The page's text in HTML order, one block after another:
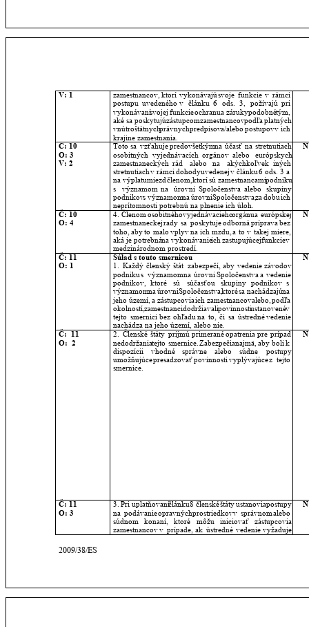
2009/38/ES
V: 1 zamestnancov, ktorí vykonávajú svoje funkcie v rámci
postupu uvedeného v článku 6 ods. 3, požívajú pri
vykonávanísvojej funkcieochranua zárukypodobnétým,
aké sa poskytujúzástupcomzamestnancovpodľa platných
vnútroštátnychprávnychpredpisova/alebo postupovv ich
krajine zamestnania.
Č: 10
O: 3
V: 2
Toto sa vzťahujepredovšetkýmna účasť na stretnutiach
osobitných
vyjednávacích orgánov alebo
európskych
zamestnaneckých rád alebo na akýchkoľvek iných
stretnutiachv rámci dohodyuvedenejv článku6 ods. 3 a
na výplatumiezdčlenom,ktorísú zamestnancamipodniku
s
významom na úrovni Spoločenstva alebo
skupiny
podnikovs významomna úrovniSpoločenstva,za dobuich
neprítomnosti potrebnú na plnenie ich úloh.
N
Č: 10
O: 4
4. Členomosobitnéhovyjednávaciehoorgánua európskej
zamestnaneckej rady sa poskytuje odbornápríprava bez
toho, aby to malo vplyvna ich mzdu, a to v takej miere,
aká je potrebnána vykonávanieich zastupujúcejfunkciev
medzinárodnom prostredí.
N
Č: 11
O: 1
Súlad s touto smernicou
1. Každý členský štát zabezpečí, aby vedenie závodov
podniku s významomna úrovni Spoločenstva a vedenie
podnikov,
ktoré sú súčasťou skupiny podnikov s
významomna úrovniSpoločenstva,ktorésa nachádzajúna
jeho území, a zástupcoviaich zamestnancovalebo, podľa
okolností,zamestnancidodržiavalipovinnostiustanovenév
tejto smernici bez ohľadu na to, či sa ústredné vedenie
nachádza na jeho území, alebo nie.
N
Č:  11
O:  2
2. Členské štáty prijmú primerané opatrenia pre prípad
nedodržaniatejto smernice. Zabezpečianajmä, aby boli k
dispozícii
vhodné správne alebo súdne
postupy
umožňujúcepresadzovaťpovinnosti vyplývajúcez tejto
smernice.
N
Č: 11
O: 3
3. Pri uplatňovaníčlánku8 členskéštáty ustanoviapostupy
na podávanieopravnýchprostriedkovv správnom alebo
súdnom
konaní, ktoré môžu iniciovať
zástupcovia
zamestnancovv prípade, ak ústredné vedenie vyžaduje
N